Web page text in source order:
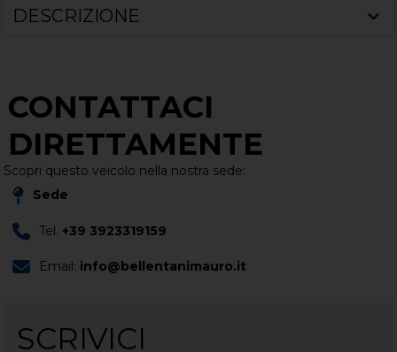
DESCRIZIONE
CONTATTACI
DIRETTAMENTE
Scopri questo veicolo nella nostra sede:
Sede
Tel.+39 3923319159
Email: info@bellentanimauro.it
SCRIVICI